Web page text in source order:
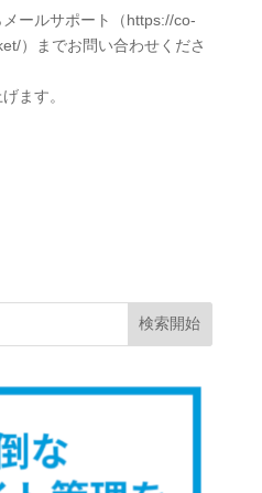
ールサポート（https://co-
）までお問い合わせくださ
ます。